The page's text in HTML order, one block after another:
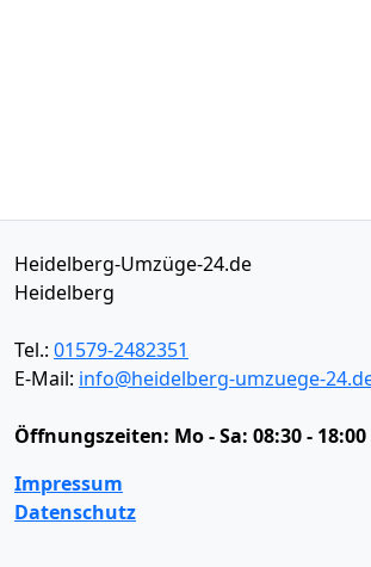
Heidelberg-Umzüge-24.de
Heidelberg
Tel.: 01579-2482351
E-Mail: info@heidelberg-umzuege-
Öffnungszeiten: Mo - Sa: 08:30 -
Impressum
Datenschutz